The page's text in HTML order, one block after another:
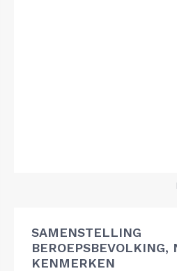
SAMENSTELLING
BEROEPSBEVOLKING,
KENMERKEN